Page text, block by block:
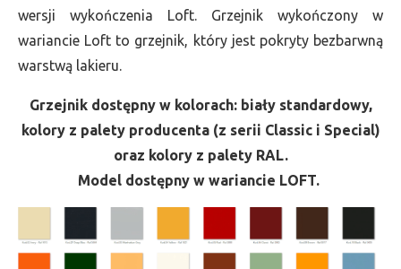
wersji wykończenia Loft. Grzejnik wykończony w
wariancie Loft to grzejnik, który jest pokryty bezbarwną
warstwą lakieru.
Grzejnik dostępny w kolorach: biały standardowy,
kolory z palety producenta (z serii Classic i Special)
oraz kolory z palety RAL.
Model dostępny w wariancie LOFT.